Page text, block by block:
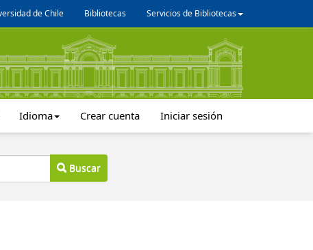
de Chile Bibliotecas Servicios de Bibliotecas
Idioma Crear cuenta Iniciar sesión
Buscar